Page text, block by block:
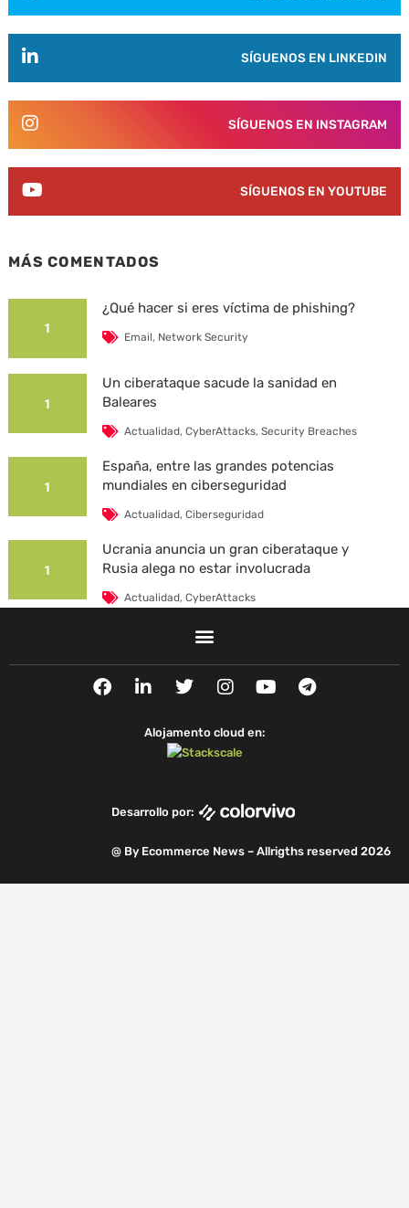
SÍGUENOS EN LINKEDIN
SÍGUENOS EN INSTAGRAM
SÍGUENOS EN YOUTUBE
MÁS COMENTADOS
1
¿Qué hacer si eres víctima de phishing?
Email, Network Security
1
Un ciberataque sacude la sanidad en
Baleares
Actualidad,CyberAttacks,Security Breaches
1
España, entre las grandes potencias
mundiales en ciberseguridad
Actualidad,Ciberseguridad
1
Ucrania anuncia un gran ciberataque y
Rusia alega no estar involucrada
Actualidad,CyberAttacks
La Universidad Autónoma de Barcelona es
Actualidad,CyberAttacks,Security Breaches
F
a
L
i
k
T
w
t
t
e
I
n
t
a
g
m
Y
o
T
e
Alojamento cloud en:
Desarrollo por:
@ By Ecommerce News – Allrigths reserved 2026